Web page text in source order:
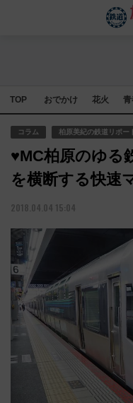
TOP おでかけ 花火
コラム 柏原美紀の鉄道リポー
♥MC柏原のゆ
を横断する快速
2018.04.04 15:04